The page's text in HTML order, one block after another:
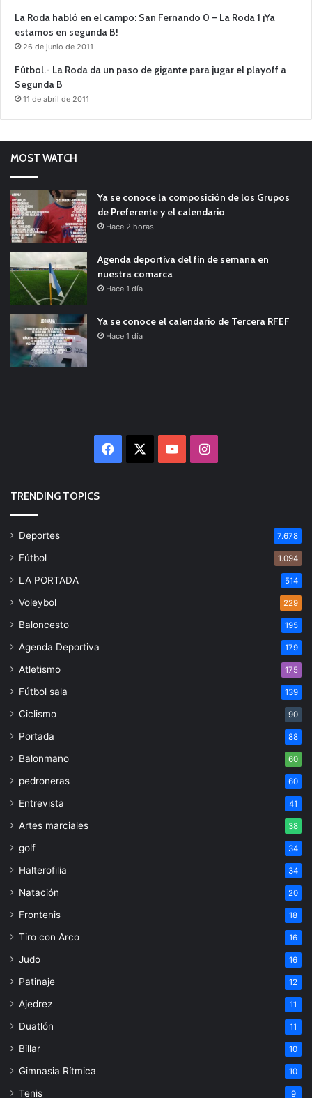
La Roda habló en el campo: San Fernando 0 – La Roda 1 ¡Ya
estamos en segunda B!
26 de junio de 2011
Fútbol.- La Roda da un paso de gigante para jugar el playoff a
Segunda B
11 de abril de 2011
MOST WATCH
Ya se conoce la composición de los Grupos
de Preferente y el calendario
Hace 2 horas
Agenda deportiva del fin de semana en
nuestra comarca
Hace 1 día
Ya se conoce el calendario de Tercera RFEF
Hace 1 día
Facebook YouTubeInstagram
TRENDING TOPICS
Deportes 7.678
Fútbol 1.094
LA PORTADA 514
Voleybol 229
Baloncesto 195
Agenda Deportiva 179
Atletismo 175
Fútbol sala 139
Ciclismo 90
Portada 88
Balonmano 60
pedroneras 60
Entrevista 41
Artes marciales 38
golf 34
Halterofilia 34
Natación 20
Frontenis 18
Tiro con Arco 16
Judo 16
Patinaje 12
Ajedrez 11
Duatlón 11
Billar 10
Gimnasia Rítmica 10
Tenis 9